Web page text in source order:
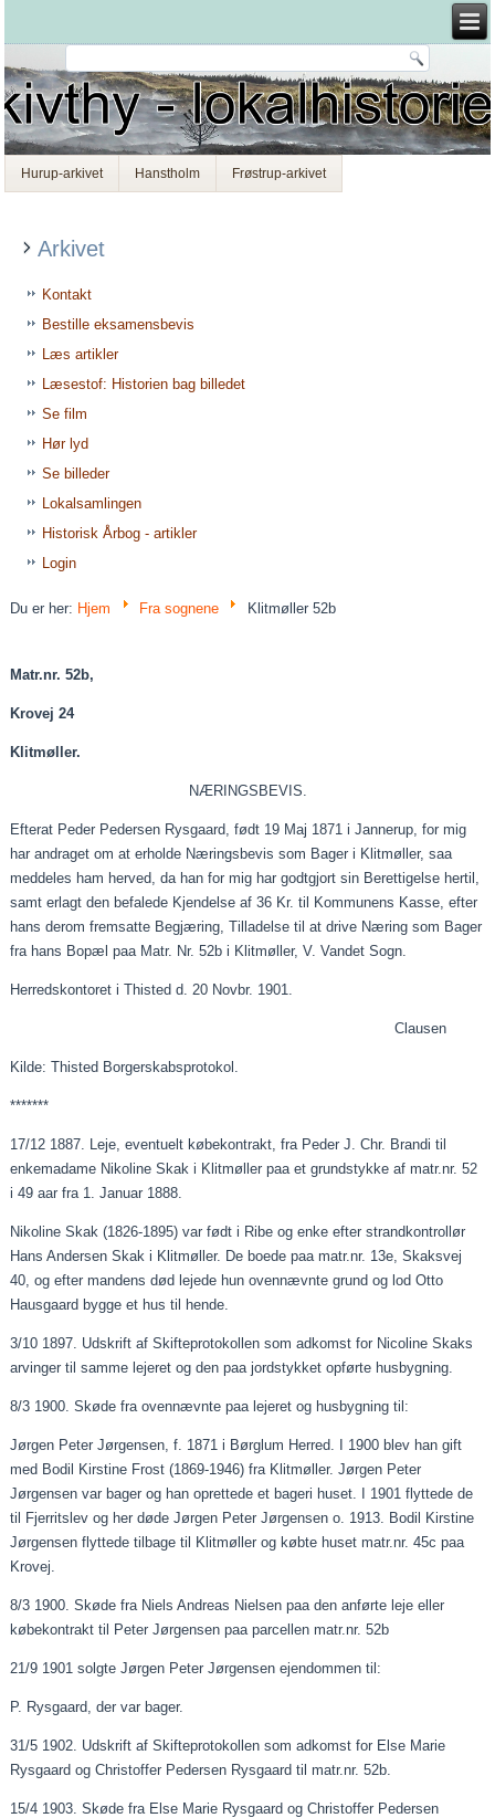
Hurup-arkivet Hanstholm Frøstrup-arkivet
Arkivet
Kontakt
Bestille eksamensbevis
Læs artikler
Læsestof: Historien bag billedet
Se film
Hør lyd
Se billeder
Lokalsamlingen
Historisk Årbog - artikler
Login
Du er her: Hjem Fra sognene Klitmøller 52b
Matr.nr. 52b,
Krovej 24
Klitmøller.
NÆRINGSBEVIS.
Efterat Peder Pedersen Rysgaard, født 19 Maj 1871 i Jannerup, for mig
har andraget om at erholde Næringsbevis som Bager i Klitmøller,saa
meddeles ham herved, da han for mig har godtgjort sin Berettigelse hertil,
samterlagt den befalede Kjendelse af 36 Kr. til Kommunens Kasse, efter
hans derom fremsatte Begjæring , Tilladelse til at drive Næring som Bager
fra hans Bopælpaa Matr. Nr. 52b i Klitmøller, V. Vandet Sogn.
Herredskontoret i Thisted d. 20 Novbr. 1901.
Clausen
Kilde: Thisted Borgerskabsprotokol.
*******
17/12 1887. Leje, eventuelt købekontrakt, fra Peder J. Chr. Brandi til
enkemadame Nikoline Skak i Klitmøllerpaa et grundstykke af matr.nr. 52
i 49aar fra 1.Januar 1888.
Nikoline Skak (1826-1895) var født i Ribe og enke efter strandkontrollør
Hans Andersen Skak i Klitmøller. De boedepaa matr.nr. 13e,Skaksvej
40, og efter mandens død lejede hun ovennævnte grund og lod Otto
Hausgaard bygge et hus til hende.
3/10 1897. Udskrift af Skifteprotokollen som adkomst for Nicoline Skaks
arvinger til sammelejeret og denpaa jordstykket opførte husbygning.
8/3 1900. Skøde fra ovennævntepaa lejeret og husbygning til:
Jørgen Peter Jørgensen, f. 1871 i Børglum Herred. I 1900 blev han gift
med Bodil Kirstine Frost (1869-1946) fra Klitmøller. Jørgen Peter
Jørgensen var bager og han oprettede et bageri huset. I 1901 flyttede de
til Fjerritslev og her døde Jørgen Peter Jørgensen o. 1913. Bodil Kirstine
Jørgensen flyttede tilbage til Klitmøller og købte huset matr.nr. 45cpaa
Krovej
8/3 1900. Skøde fra Niels Andreas Nielsenpaa den anførte leje eller
købekontrakt til Peter Jørgensenpaa parcellen matr.nr. 52b
21/9 1901 solgte Jørgen Peter Jørgensen ejendommen til:
P. Rysgaard, der var bager.
31/5 1902. Udskrift af Skifteprotokollen som adkomst for Else Marie
Rysgaard og Christoffer Pedersen Rysgaard til matr.nr. 52b.
15/4 1903. Skøde fra Else Marie Rysgaard og Christoffer Pedersen